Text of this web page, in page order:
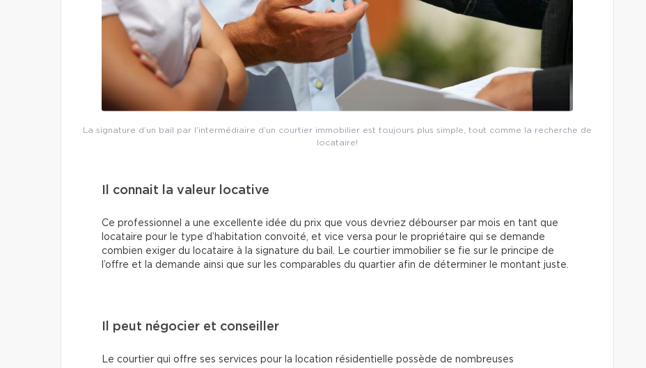
La signature d’un bail par l’intermédiaire d’un courtier immobilier est toujours plus simple, tout comme la recherche de
locataire!
Il connait la valeur locative
Ce professionnel a une excellente idée du prix que vous devriez débourser par mois en tant que
locataire pour le type d’habitation convoité, et vice versa pour le propriétaire qui se demande
combien exiger du locataire à la signature du bail. Le courtier immobilier se fie sur le principe de
l’offre et la demande ainsi que sur les comparables du quartier afin de déterminer le montant juste.
Il peut négocier et conseiller
Le courtier qui offre ses services pour la location résidentielle possède de nombreuses